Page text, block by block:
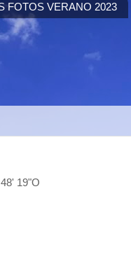
FOTOS VERANO 2023
19"O